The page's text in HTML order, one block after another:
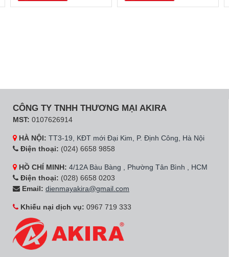
CÔNG TY TNHH THƯƠNG MẠI AKIRA
MST: 0107626914
HÀ NỘI: TT3-19, KĐT mới Đại Kim, P. Định Công, Hà Nội
Điện thoại: (024) 6658 9858
HỒ CHÍ MINH: 4/12A Bàu Bàng , Phường Tân Bình , HCM
Điện thoại: (028) 6658 0203
Email: dienmayakira@gmail.com
Khiếu nại dịch vụ: 0967 719 333